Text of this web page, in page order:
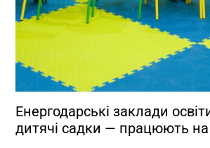
Енергодарські заклади
дитячі садки — працюють на